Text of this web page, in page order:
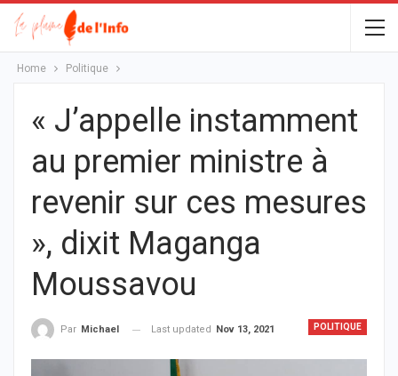
Home Politique
« J’appelle instamment
au premier ministre à
revenir sur ces mesures
», dixit Maganga
Moussavou
POLITIQUE
Par Michael Last updated Nov 13, 2021